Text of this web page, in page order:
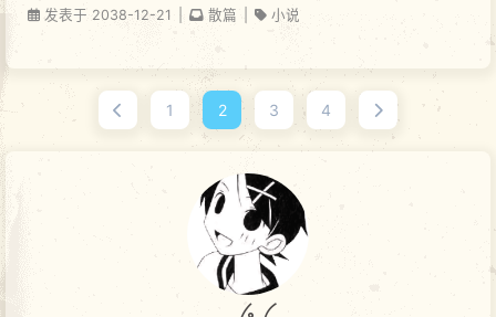
发表于 2038-12-21 散篇 小说
1 2 3 4